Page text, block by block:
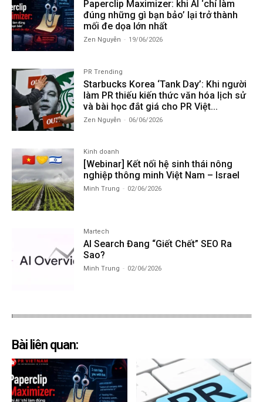
Paperclip Maximizer: khi AI ‘chỉ làm
đúng những gì bạn bảo’ lại trở thành
mối đe dọa lớn nhất
Zen Nguyễn - 19/06/2026
PR Trending
Starbucks Korea ‘Tank Day’: Khi người
làm PR thiếu kiến thức văn hóa lịch sử
và bài học đắt giá cho PR Việt...
Zen Nguyễn - 06/06/2026
Kinh doanh
[Webinar] Kết nối hệ sinh thái nông
nghiệp thông minh Việt Nam – Israel
Minh Trung - 02/06/2026
Martech
AI Search Đang “Giết Chết” SEO Ra
Sao?
Minh Trung - 02/06/2026
Bài liên quan: